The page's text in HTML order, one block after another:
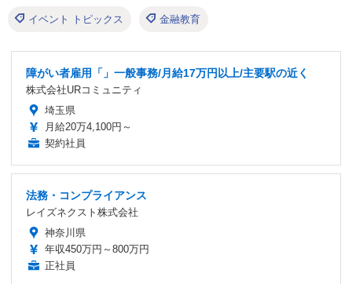
イベント トピックス 金融教育
障がい者雇用「」一般事務/月給17万円以上/主要駅の近く
株式会社URコミュニティ
埼玉県
月給20万4,100円～
契約社員
法務・コンプライアンス
レイズネクスト株式会社
神奈川県
年収450万円～800万円
正社員